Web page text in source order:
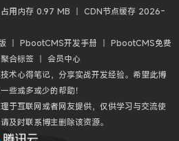
用内存 0.97 MB 丨 CDN节点缓存 2026-
丨 PbootCMS开发手册 丨 PbootCMS免费
聚合标签丨 会员中心
术心得笔记，分享实战开发经验。希望此博
些或多或少的帮助！
于互联网或者网友提供，仅供学习与交流使
及时联系博主删除该资源。